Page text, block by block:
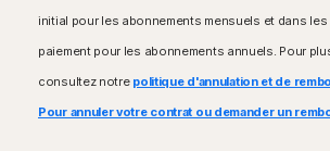
Systèmes d'exploitation Fire OS
et versions ultérieures.
Extension de navigateur
Google Play requise.
deux versions précédentes
initial pour les abonnements mensuels et dans
paiement pour les abonnements annuels. Pour
consultez notre politique d'annulation et de
Pour annuler votre contrat ou demander un